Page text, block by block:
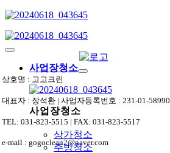
Skip
content
Toggle
Navigation사업장청소
사업장청소
상가청소
주방청소
상호명 : 고고크린
대표자 : 장석환 | 사업자등록번호 : 231-01-58990
TEL: 031-823-5515 | FAX: 031-823-5517
e-mail : gogoclean2@naver.com